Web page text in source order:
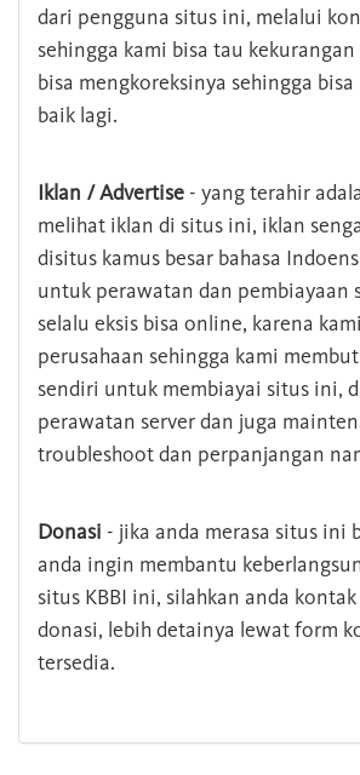
dari pengguna situs ini, melalui
sehingga kami bisa tau
bisa mengkoreksinya sehingga
baik lagi.
Iklan / Advertise - yang terahir
melihat iklan di situs ini, iklan
disitus kamus besar bahasa
untuk perawatan dan pembiayaan
selalu eksis bisa online, karena
perusahaan sehingga kami
sendiri untuk membiayai situs ini,
perawatan server dan juga
troubleshoot dan perpanjangan
Donasi - jika anda merasa situs ini
anda ingin membantu
situs KBBI ini, silahkan anda
donasi, lebih detainya lewat form
tersedia.